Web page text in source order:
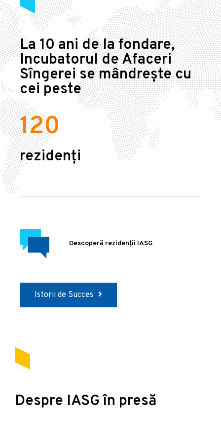
La 10 ani de la fondare,
Incubatorul de Afaceri
Sîngerei se mândrește cu
cei peste
120
rezidenți
Descoperă rezidenții IASG
Istorii de Succes
Despre IASG în presă